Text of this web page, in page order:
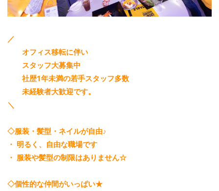
／
オフィス移転に伴い
スタッフ大募集中
社歴1年未満の若手スタッフ多数
未経験者大歓迎です。
＼
◇服装・髪型・ネイルが自由♪
・ 明るく、自由な職場です
・ 服装や髪型の制限はありません☆
◇個性的な仲間がいっぱい★